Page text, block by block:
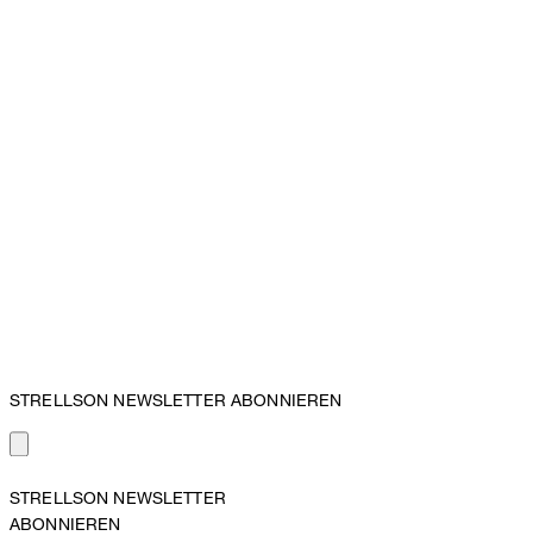
STRELLSON NEWSLETTER ABONNIEREN
STRELLSON NEWSLETTER
ABONNIEREN